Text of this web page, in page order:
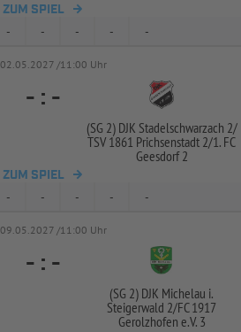
ZUM SPIEL
- - - - -
02.05.2027 /11:00 Uhr
- : -
(SG 2) DJK Stadelschwarzach 2/
TSV 1861 Prichsenstadt 2/1. FC
Geesdorf 2
ZUM SPIEL
- - - - -
09.05.2027 /11:00 Uhr
- : -
(SG 2) DJK Michelau i.
Steigerwald 2/FC 1917
Gerolzhofen e.V. 3